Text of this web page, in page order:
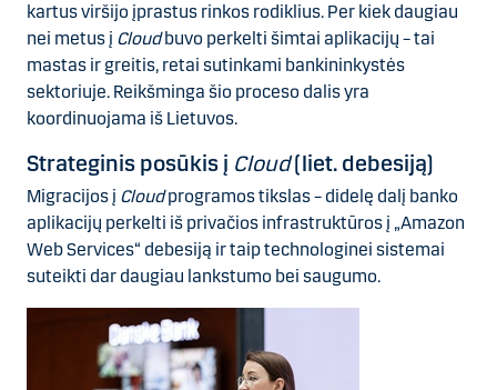
kartus viršijo įprastus rinkos rodiklius. Per kiek daugiau
nei metus į Cloudbuvo perkelti šimtai aplikacijų – tai
mastas ir greitis, retai sutinkami bankininkystės
sektoriuje. Reikšminga šio proceso dalis yra
koordinuojama iš Lietuvos.
Strateginis posūkis į Cloud(liet. debesiją)
Migracijos į Cloudprogramos tikslas – didelę dalį banko
aplikacijų perkelti iš privačios infrastruktūros į „Amazon
Web Services“ debesiją ir taip technologinei sistemai
suteikti dar daugiau lankstumo bei saugumo.